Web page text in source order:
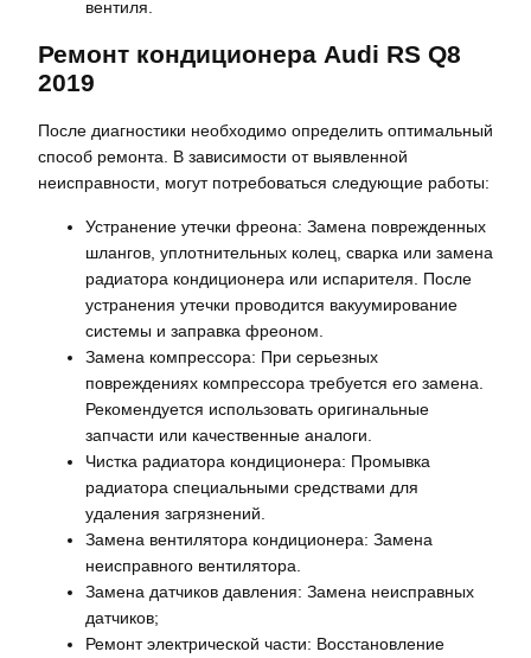
вентиля.
Ремонт кондиционера Audi RS Q8
2019
После диагностики необходимо определить оптимальный
способ ремонта. В зависимости от выявленной
неисправности, могут потребоваться следующие работы:
Устранение утечки фреона: Замена поврежденных
шлангов, уплотнительных колец, сварка или замена
радиатора кондиционера или испарителя. После
устранения утечки проводится вакуумирование
системы и заправка фреоном.
Замена компрессора: При серьезных
повреждениях компрессора требуется его замена.
Рекомендуется использовать оригинальные
запчасти или качественные аналоги.
Чистка радиатора кондиционера: Промывка
радиатора специальными средствами для
удаления загрязнений.
Замена вентилятора кондиционера: Замена
неисправного вентилятора.
Замена датчиков давления: Замена неисправных
датчиков;
Ремонт электрической части: Восстановление